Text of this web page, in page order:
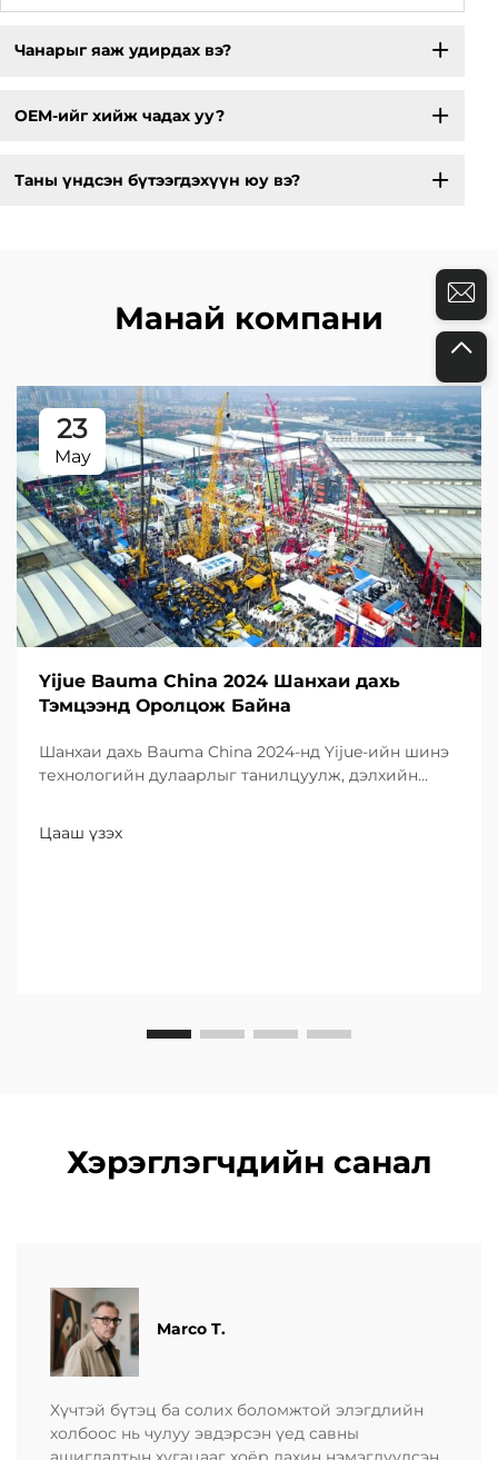
Чанарыг яаж удирдах вэ?
OEM-ийг хийж чадах уу?
Таны үндсэн бүтээгдэхүүн юу вэ?
Манай компани
23
May
Yijue Bauma China 2024 Шанхаи дахь
Тэмцээнд Оролцож Байна
Шанхаи дахь Bauma China 2024-нд Yijue-ийн шинэ
технологийн дулаарлыг танилцуулж, дэлхийн
Цааш үзэх
Хэрэглэгчдийн санал
Marco T.
Хүчтэй бүтэц ба солих боломжтой элэгдлийн
холбоос нь чулуу эвдэрсэн үед савны